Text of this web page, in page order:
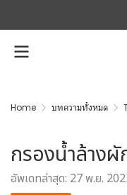
Home บทความทั้งหมด
กรองน้ำล้าง
อัพเดทล่าสุด: 27 พ.ย.